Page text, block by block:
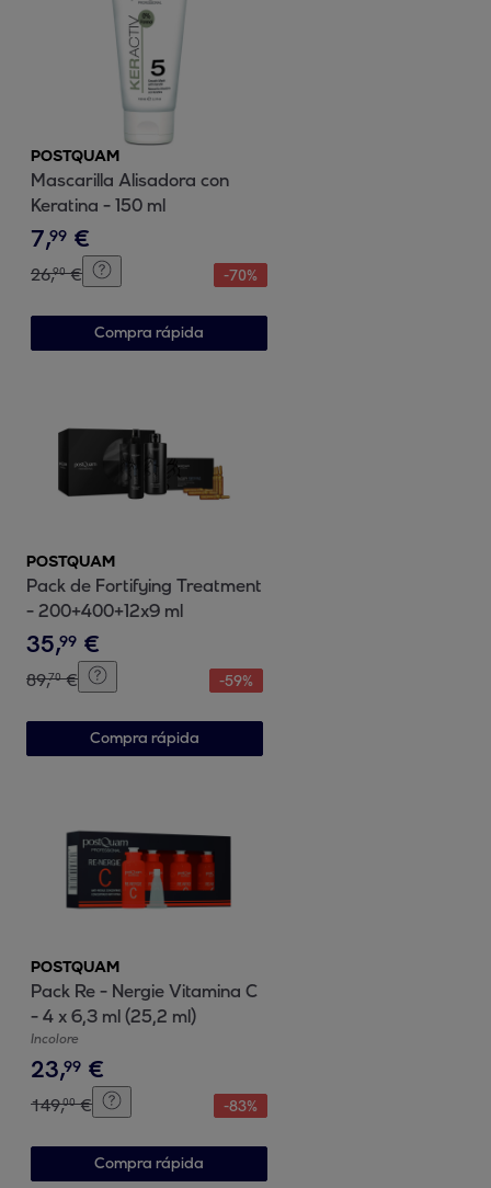
POSTQUAM
Mascarilla Alisadora con
Keratina - 150 ml
7,99 €
26,90 € -70%
Compra rápida
POSTQUAM
Pack de Fortifying Treatment
- 200+400+12x9 ml
35,99 €
89,70 € -59%
Compra rápida
POSTQUAM
Pack Re - Nergie Vitamina C
- 4 x 6,3 ml (25,2 ml)
Incolore
23,99 €
149,00 € -83%
Compra rápida